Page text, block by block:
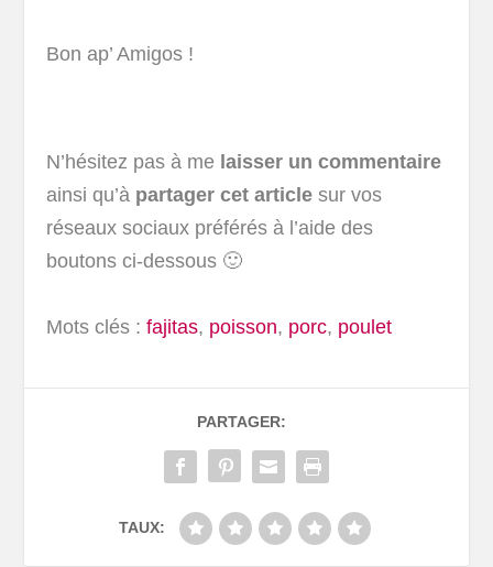
Bon ap’ Amigos !
N’hésitez pas à me laisser un commentaire
ainsi qu’à partager cet article sur vos
réseaux sociaux préférés à l’aide des
boutons ci-dessous 🙂
Mots clés : fajitas, poisson, porc, poulet
PARTAGER:
TAUX: